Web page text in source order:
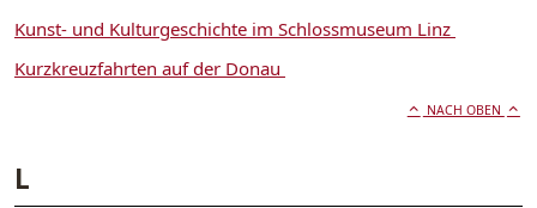
Kunst- und Kulturgeschichte im Schlossmuseum Linz
Kurzkreuzfahrten auf der Donau
NACH OBEN
L